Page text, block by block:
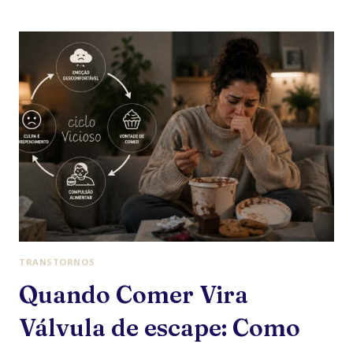
DECIDE
POR
VOCÊ:
COMO
DBT
IMPULSIVIDADE
E
CRISES
EMOCIONAIS
TRANSTORNOS
Quando Comer Vira
Válvula de escape: Como